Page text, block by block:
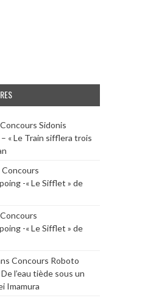
Concours Sidonis
« Le Train sifflera trois
Concours
-« Le Sifflet » de
Concours
-« Le Sifflet » de
Concours Roboto
l’eau tiède sous un
Imamura